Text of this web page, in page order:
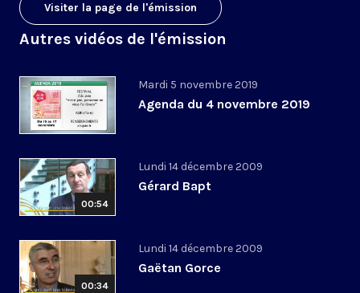
Visiter la page de l'émission
Autres vidéos de l'émission
Mardi 5 novembre 2019
Agenda du 4 novembre 2019
00:54
Lundi 14 décembre 2009
Gérard Bapt
00:34
Lundi 14 décembre 2009
Gaëtan Gorce